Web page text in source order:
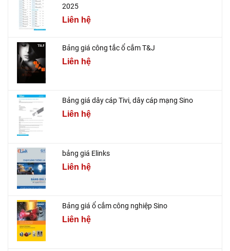
2025
Liên hệ
Bảng giá công tắc ổ cắm T&J
Liên hệ
Bảng giá dây cáp Tivi, dây cáp mạng Sino
Liên hệ
bảng giá Elinks
Liên hệ
Bảng giá ổ cắm công nghiệp Sino
Liên hệ